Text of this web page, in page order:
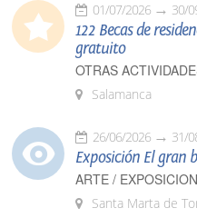
01/07/2026 30/
122 Becas de
gratuito
OTRAS
Salamanca
26/06/2026 31/
Exposición El gran
ARTE /
Santa Marta de